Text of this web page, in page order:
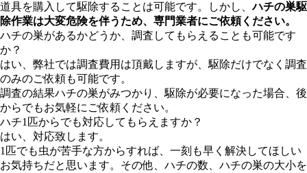
道具を購入して駆除することは可能です。しかし、ハチの巣駆
除作業は大変危険を伴うため、専門業者にご依頼ください。
ハチの巣があるかどうか、調査してもらえることも可能です
か？
はい、弊社では調査費用は頂戴しますが、駆除だけでなく調査
のみのご依頼も可能です。
調査の結果ハチの巣がみつかり、駆除が必要になった場合、後
からでもお気軽にご依頼ください。
ハチ1匹からでも対応してもらえますか？
はい、対応致します。
1匹でも虫が苦手な方からすれば、一刻も早く解決してほしい
お気持ちだと思います。その他、ハチの数、ハチの巣の大小を